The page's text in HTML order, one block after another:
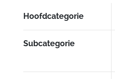
Hoofdcategorie
Subcategorie